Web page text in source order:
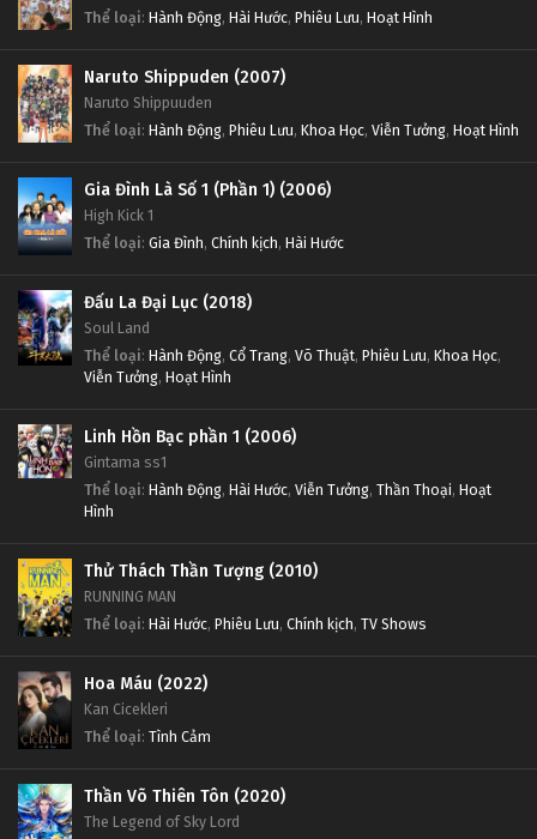
Thể loại: Hành Động, Hài Hước, Phiêu Lưu, Hoạt Hình
Naruto Shippuden (2007)
Naruto Shippuuden
Thể loại: Hành Động, Phiêu Lưu, Khoa Học, Viễn Tưởng, Hoạt Hình
Gia Đình Là Số 1 (Phần 1) (2006)
High Kick 1
Thể loại: Gia Đình, Chính kịch, Hài Hước
Đấu La Đại Lục (2018)
Soul Land
Thể loại: Hành Động, Cổ Trang, Võ Thuật, Phiêu Lưu, Khoa Học,
Viễn Tưởng, Hoạt Hình
Linh Hồn Bạc phần 1 (2006)
Gintama ss1
Thể loại: Hành Động, Hài Hước, Viễn Tưởng, Thần Thoại, Hoạt
Hình
Thử Thách Thần Tượng (2010)
RUNNING MAN
Thể loại: Hài Hước, Phiêu Lưu, Chính kịch, TV Shows
Hoa Máu (2022)
Kan Cicekleri
Thể loại: Tình Cảm
Thần Võ Thiên Tôn (2020)
The Legend of Sky Lord